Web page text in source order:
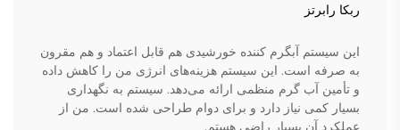
ربکا رابرتز
این سیستم آبگرم کننده خورشیدی هم قابل اعتماد و هم مقرون
به صرفه است. این سیستم هزینه‌های انرژی من را کاهش داده
و تأمین آب گرم منظمی ارائه می‌دهد. سیستم به نگهداری
بسیار کمی نیاز دارد و برای دوام طراحی شده است. من از
عملکرد آن بسیار راضی هستم.